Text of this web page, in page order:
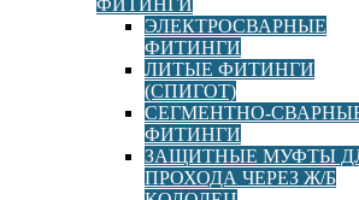
ФИТИНГИ
ЭЛЕКТРОСВАРНЫЕ
ФИТИНГИ
ЛИТЫЕ ФИТИНГИ
(СПИГОТ)
СЕГМЕНТНО-
ФИТИНГИ
ЗАЩИТНЫЕ МУФТЫ
ПРОХОДА ЧЕРЕЗ Ж/Б
Фланец переходной чугунный
руб В корзину